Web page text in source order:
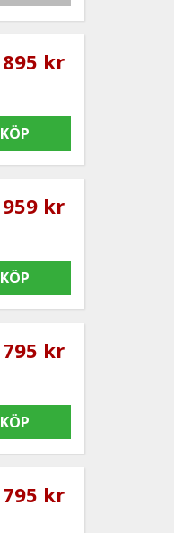
895 kr
KÖP
959 kr
KÖP
795 kr
KÖP
795 kr